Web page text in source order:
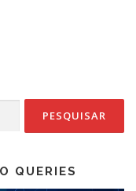
QUERIES